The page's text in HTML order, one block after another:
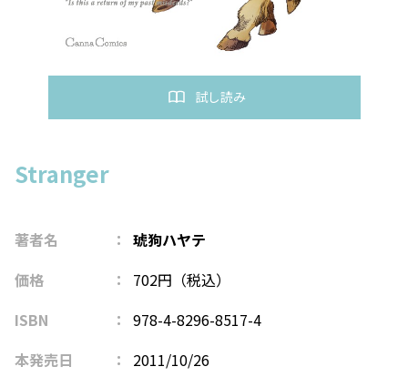
試し読み
Stranger
著者名
琥狗ハヤテ
価格
702円（税込）
ISBN
978-4-8296-8517-4
本発売日
2011/10/26